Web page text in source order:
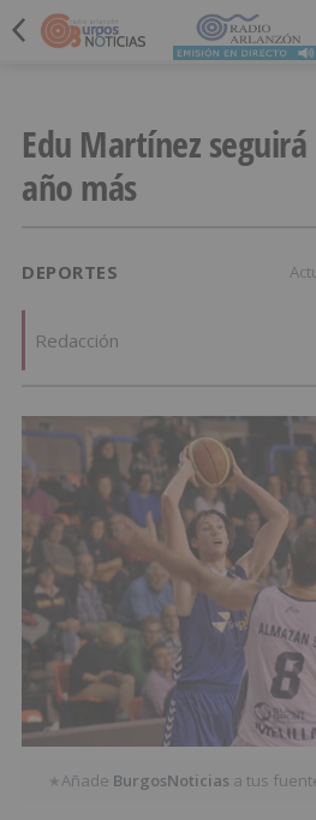
Edu Martínez
año más
DEPORTES
Redacción
★Añade BurgosNoticias a tus